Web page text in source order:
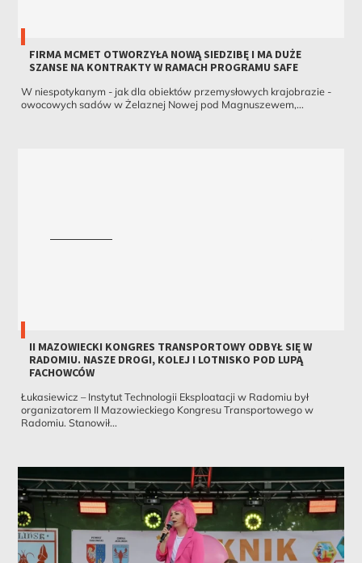
FIRMA MCMET OTWORZYŁA NOWĄ SIEDZIBĘ I MA DUŻE
SZANSE NA KONTRAKTY W RAMACH PROGRAMU SAFE
W niespotykanym - jak dla obiektów przemysłowych krajobrazie -
owocowych sadów w Żelaznej Nowej pod Magnuszewem,...
II MAZOWIECKI KONGRES TRANSPORTOWY ODBYŁ SIĘ W
RADOMIU. NASZE DROGI, KOLEJ I LOTNISKO POD LUPĄ
FACHOWCÓW
Łukasiewicz – Instytut Technologii Eksploatacji w Radomiu był
organizatorem II Mazowieckiego Kongresu Transportowego w
Radomiu. Stanowił...